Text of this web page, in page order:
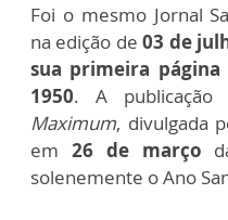
Foi o mesmo Jornal
na edição de03 de
sua primeira
1950. A
Maximum, divulgada
em 26 de março
solenemente o Ano